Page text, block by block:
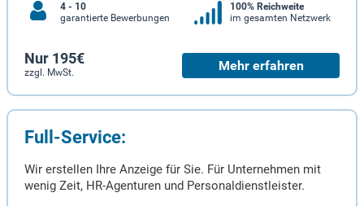
4 - 10
garantierte Bewerbungen
100% Reichweite
im gesamten Netzwerk
Nur 195€
zzgl. MwSt. Mehr erfahren
Full-Service:
Wir erstellen Ihre Anzeige für Sie. Für Unternehmen mit
wenig Zeit, HR-Agenturen und Personaldienstleister.